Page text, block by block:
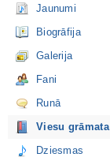
Jaunumi
Biogrāfija
Galerija
Fani
Runā
Viesu grāmata
Dziesmas